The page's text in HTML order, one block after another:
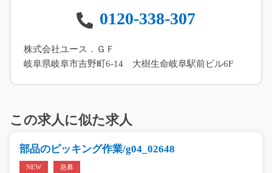
0120-338-307
株式会社ユース．ＧＦ
岐阜県岐阜市吉野町6-14 大樹生命岐阜駅前ビル6F
この求人に似た求人
部品のピッキング作業/g04_02648
NEW 急募